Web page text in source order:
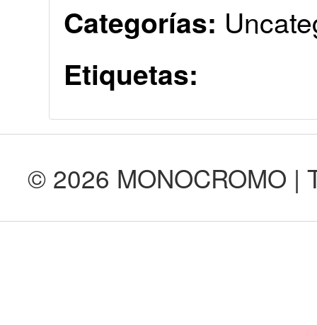
Categorías:
Etiquetas:
© 2026 MONOCROMO |